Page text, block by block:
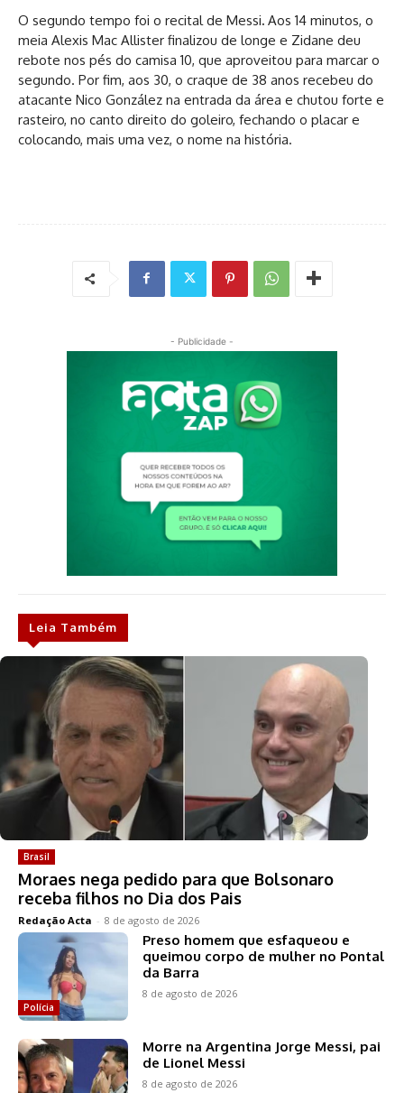
O segundo tempo foi o recital de Messi. Aos 14 minutos, o
meia Alexis Mac Allister finalizou de longe e Zidane deu
rebote nos pés do camisa 10, que aproveitou para marcar o
segundo. Por fim, aos 30, o craque de 38 anos recebeu do
atacante Nico González na entrada da área e chutou forte e
rasteiro, no canto direito do goleiro, fechando o placar e
colocando, mais uma vez, o nome na história.
- Publicidade -
Leia Também
Brasil
Moraes nega pedido para que Bolsonaro
receba filhos no Dia dos Pais
Redação Acta - 8 de agosto de 2026
Polícia
Preso homem que esfaqueou e
queimou corpo de mulher no Pontal
da Barra
8 de agosto de 2026
Morre na Argentina Jorge Messi, pai
de Lionel Messi
8 de agosto de 2026